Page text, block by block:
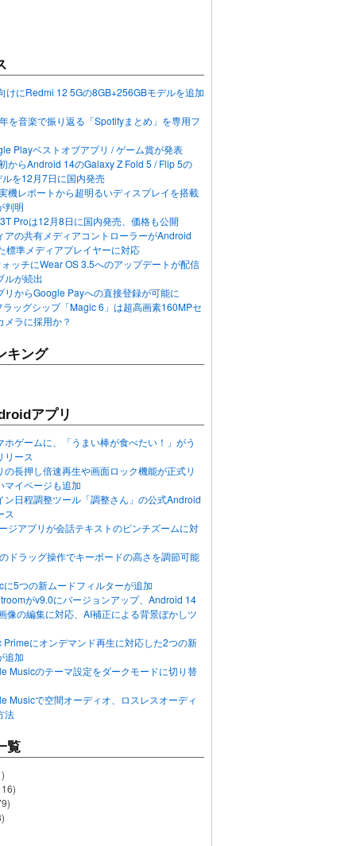
けにRedmi 12 5Gの8GB+256GBモデルを追加
を音楽で振り返る「Spotifyまとめ」を専用フ
Playベストオブアプリ / ゲーム賞が発表
からAndroid 14のGalaxy Z Fold 5 / Flip 5の
を12月7日に国内発売
機レポートから超明るいディスプレイを搭載
判明
Proは12月8日に国内発売、価格も公開
アの共有メディアコントローラーがAndroid
標準メディアプレイヤーに対応
ッチにWear OS 3.5へのアップデートが配信
ルが続出
リからGoogle Payへの直接登録が可能に
ッグシップ「Magic 6」は超高画素160MPセ
メラに採用か？
キング
アプリ
ホゲームに、「うまい棒が食べたい！」がう
リース
の長押し倍速再生や画面ロック機能が正式リ
マイページも追加
ン日程調整ツール「調整さん」の公式Android
ス
ジアプリが会話テキストのピンチズームに対
ドラッグ操作でキーボードの高さを調節可能
に5つの新ムードフィルターが追加
がv9.0にバージョンアップ、Android 14
像の編集に対応、AI補正による背景ぼかしツ
Primeにオンデマンド再生に対応した2つの新
追加
Musicのテーマ設定をダークモードに切り替
Musicで空間オーディオ、ロスレスオーディ
法
覧